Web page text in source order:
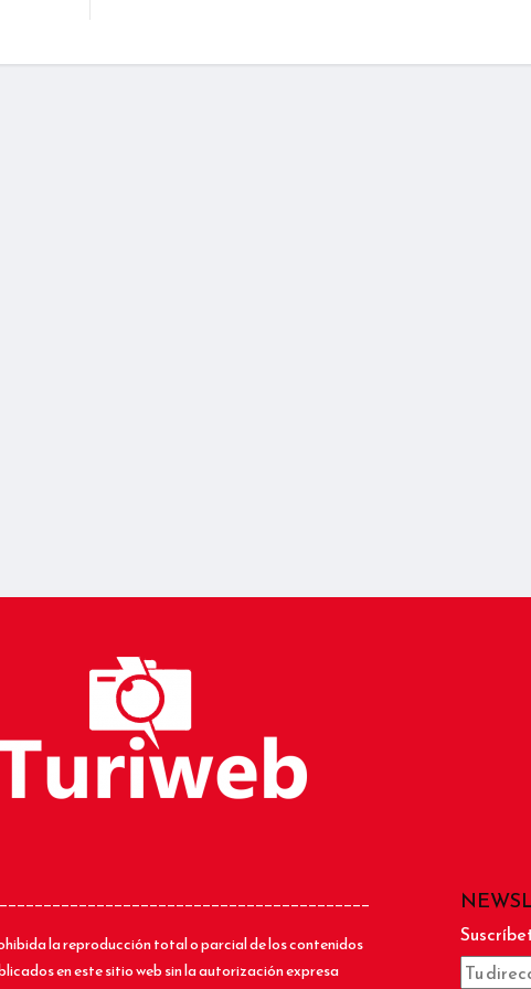
la reproducción total o parcial de los contenidos
en este sitio web sin la autorización expresa